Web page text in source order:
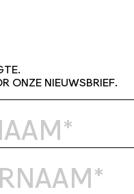
ONZE NIEUWSBRIEF.